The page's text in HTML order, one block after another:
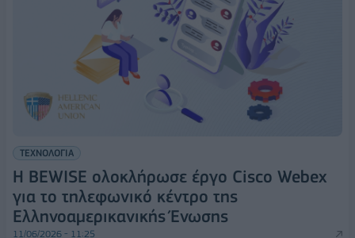
ΤΕΧΝΟΛΟΓΙΑ
Η BEWISE ολοκλήρωσε έργο Cisco Webex
για το τηλεφωνικό κέντρο της
Ελληνοαμερικανικής Ένωσης
11/06/2026 - 11:25